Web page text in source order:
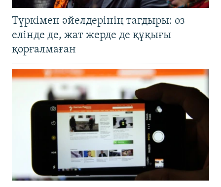
Түркімен әйелдерінің тағдыры: өз
елінде де, жат жерде де құқығы
қорғалмаған